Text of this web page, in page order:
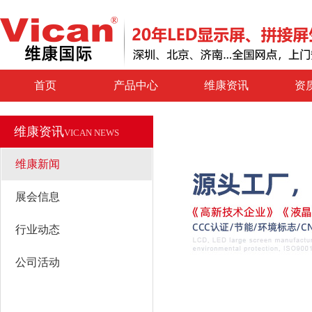
首页 产品中心 维康资讯 资
维康资讯VICAN NEWS
维康新闻
展会信息
行业动态
公司活动